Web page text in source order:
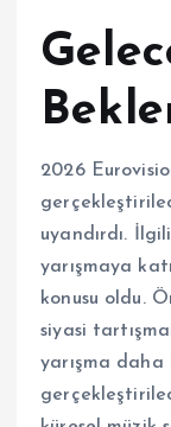
2026
uyandırdı.
yarışmaya
konusu oldu.
siyasi
yarışma daha